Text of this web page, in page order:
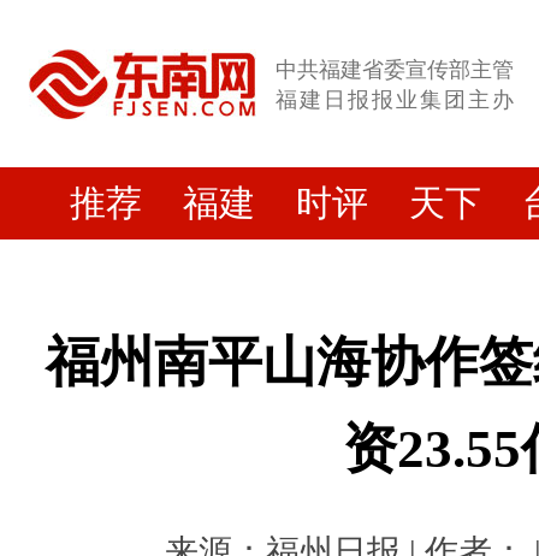
中共福建省委宣传部主管
福建日报报业集团主办
推荐 福建 时评 天下
福州南平山海协作
资